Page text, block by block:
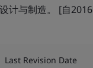
计与制造。 [自2016
Last Revision Date